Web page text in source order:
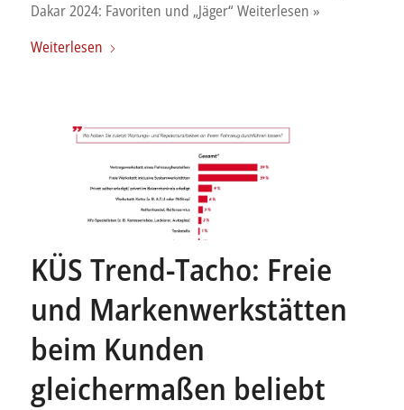
Dakar 2024: Favoriten und „Jäger“ Weiterlesen »
Weiterlesen
KÜS Trend-Tacho: Freie
und Markenwerkstätten
beim Kunden
gleichermaßen beliebt